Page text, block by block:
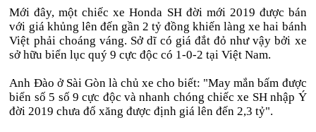
Mới đây, một chiếc xe Honda SH đời mới 2019 được bán
với giá khủng lên đến gần 2 tỷ đồng khiến làng xe hai bánh
Việt phải choáng váng. Sở dĩ có giá đắt đỏ như vậy bởi xe
sở hữu biển lục quý 9 cực độc có 1-0-2 tại Việt Nam.
Anh Đào ở Sài Gòn là chủ xe cho biết: "May mắn bấm được
biển số 5 số 9 cực độc và nhanh chóng chiếc xe SH nhập Ý
đời 2019 chưa đổ xăng được định giá lên đến 2,3 tỷ".